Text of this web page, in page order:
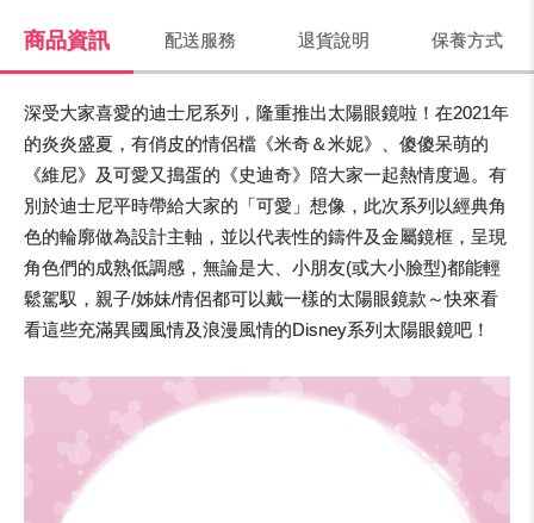
商品資訊 配送服務 退貨說明 保養方式
深受大家喜愛的迪士尼系列，隆重推出太陽眼鏡啦！在2021年
的炎炎盛夏，有俏皮的情侶檔《米奇＆米妮》、傻傻呆萌的
《維尼》及可愛又搗蛋的《史迪奇》陪大家一起熱情度過。有
別於迪士尼平時帶給大家的「可愛」想像，此次系列以經典角
色的輪廓做為設計主軸，並以代表性的鑄件及金屬鏡框，呈現
角色們的成熟低調感，無論是大、小朋友(或大小臉型)都能輕
鬆駕馭，親子/姊妹/情侶都可以戴一樣的太陽眼鏡款～快來看
看這些充滿異國風情及浪漫風情的Disney系列太陽眼鏡吧！